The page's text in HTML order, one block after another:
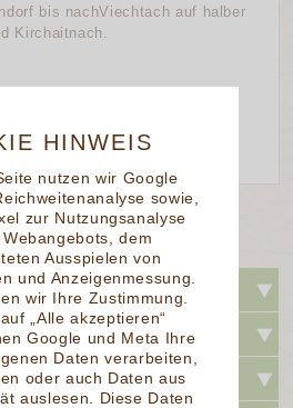
bis nachViechtach auf halber
Kirchaitnach.
297
Buchet / Bayr. Wald
HINWEIS
nutzen wir Google
sowie,
zur Nutzungsanalyse
dem
Ausspielen von
und Anzeigenmessung.
wir Ihre Zustimmung.
„Alle akzeptieren“
Google und Meta Ihre
Daten verarbeiten,
oder auch Daten aus
auslesen. Diese Daten